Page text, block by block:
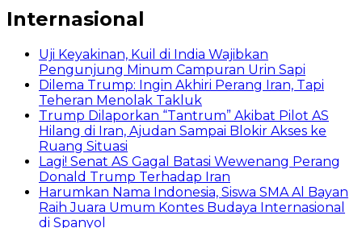
Internasional
Uji Keyakinan, Kuil di India Wajibkan
Pengunjung Minum Campuran Urin Sapi
Dilema Trump: Ingin Akhiri Perang Iran, Tapi
Teheran Menolak Takluk
Trump Dilaporkan “Tantrum” Akibat Pilot AS
Hilang di Iran, Ajudan Sampai Blokir Akses ke
Ruang Situasi
Lagi! Senat AS Gagal Batasi Wewenang Perang
Donald Trump Terhadap Iran
Harumkan Nama Indonesia, Siswa SMA Al Bayan
Raih Juara Umum Kontes Budaya Internasional
di Spanyol